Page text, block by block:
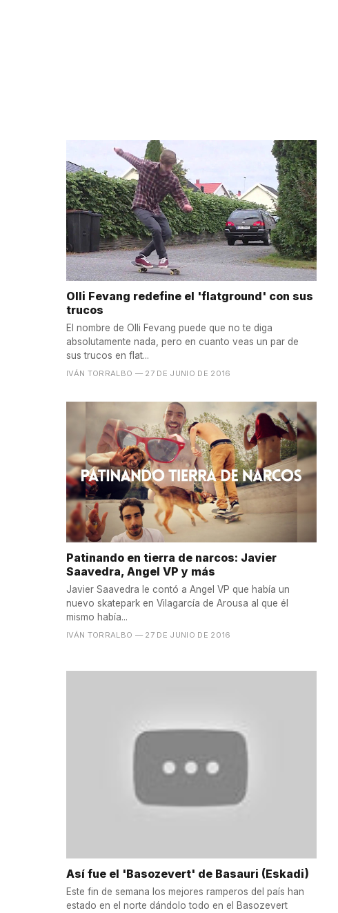
Olli Fevang redefine el 'flatground' con sus
trucos
El nombre de Olli Fevang puede que no te diga
absolutamente nada, pero en cuanto veas un par de
sus trucos en flat...
IVÁN TORRALBO — 27 DE JUNIO DE 2016
Patinando en tierra de narcos: Javier
Saavedra, Angel VP y más
Javier Saavedra le contó a Angel VP que había un
nuevo skatepark en Vilagarcía de Arousa al que él
mismo había...
IVÁN TORRALBO — 27 DE JUNIO DE 2016
Así fue el 'Basozevert' de Basauri (Eskadi)
Este fin de semana los mejores ramperos del país han
estado en el norte dándolo todo en el Basozevert